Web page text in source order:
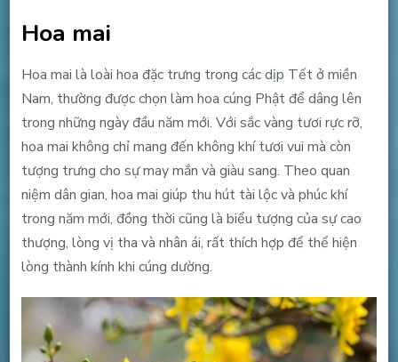
Hoa mai
Hoa mai là loài hoa đặc trưng trong các dịp Tết ở miền
Nam, thường được chọn làm hoa cúng Phật để dâng lên
trong những ngày đầu năm mới. Với sắc vàng tươi rực rỡ,
hoa mai không chỉ mang đến không khí tươi vui mà còn
tượng trưng cho sự may mắn và giàu sang. Theo quan
niệm dân gian, hoa mai giúp thu hút tài lộc và phúc khí
trong năm mới, đồng thời cũng là biểu tượng của sự cao
thượng, lòng vị tha và nhân ái, rất thích hợp để thể hiện
lòng thành kính khi cúng dường.